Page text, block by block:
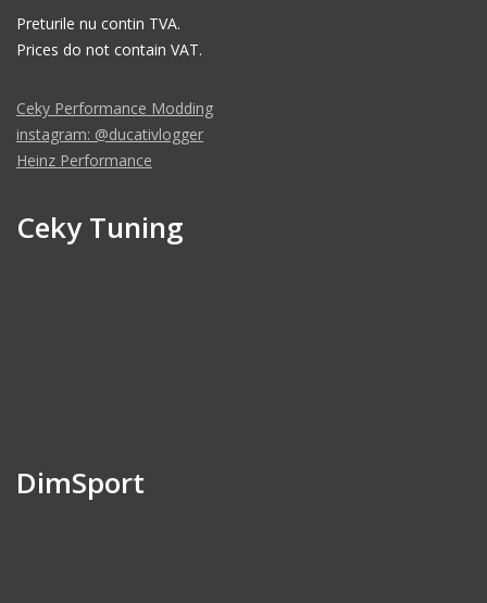
Preturile nu contin TVA.
Prices do not contain VAT.
Ceky Performance Modding
instagram: @ducativlogger
Heinz Performance
Ceky Tuning
DimSport